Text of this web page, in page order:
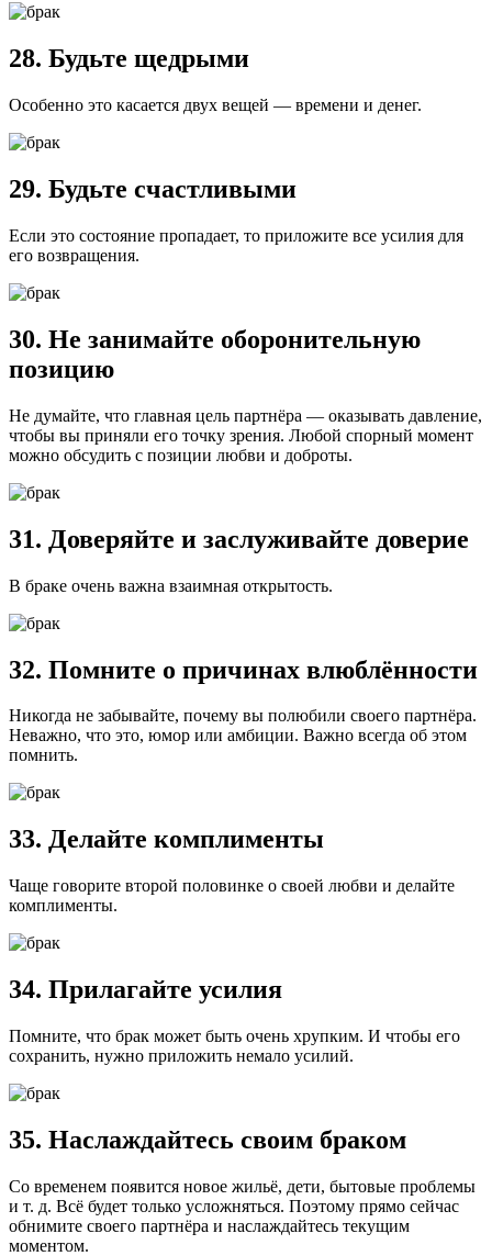
28. Будьте щедрыми
Особенно это касается двух вещей — времени и денег.
29. Будьте счастливыми
Если это состояние пропадает, то приложите все усилия для
его возвращения.
30. Не занимайте оборонительную
позицию
Не думайте, что главная цель партнёра — оказывать давление,
чтобы вы приняли его точку зрения. Любой спорный момент
можно обсудить с позиции любви и доброты.
31. Доверяйте и заслуживайте доверие
В браке очень важна взаимная открытость.
32. Помните о причинах влюблённости
Никогда не забывайте, почему вы полюбили своего партнёра.
Неважно, что это, юмор или амбиции. Важно всегда об этом
помнить.
33. Делайте комплименты
Чаще говорите второй половинке о своей любви и делайте
комплименты.
34. Прилагайте усилия
Помните, что брак может быть очень хрупким. И чтобы его
сохранить, нужно приложить немало усилий.
35. Наслаждайтесь своим браком
Со временем появится новое жильё, дети, бытовые проблемы
и т. д. Всё будет только усложняться. Поэтому прямо сейчас
обнимите своего партнёра и наслаждайтесь текущим
моментом.